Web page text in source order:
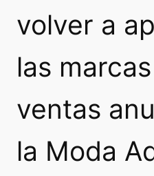
volver a
las
ventas
la Moda